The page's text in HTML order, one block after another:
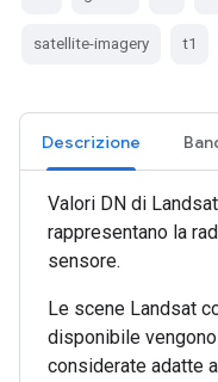
satellite-imagery t1
Descrizione
Valori DN di
rappresentano la
sensore.
Le scene Landsat
disponibile
considerate adatte